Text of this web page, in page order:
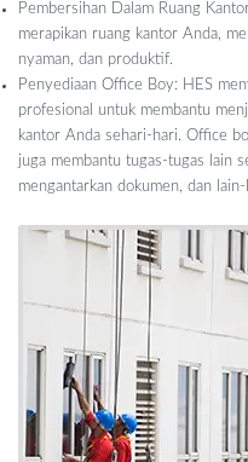
Pembersihan Dalam Ruang
merapikan ruang kantor Anda,
nyaman, dan produktif.
Penyediaan Office Boy: HES
profesional untuk membantu
kantor Anda sehari-hari. Office
juga membantu tugas-tugas lain
mengantarkan dokumen, dan lain-